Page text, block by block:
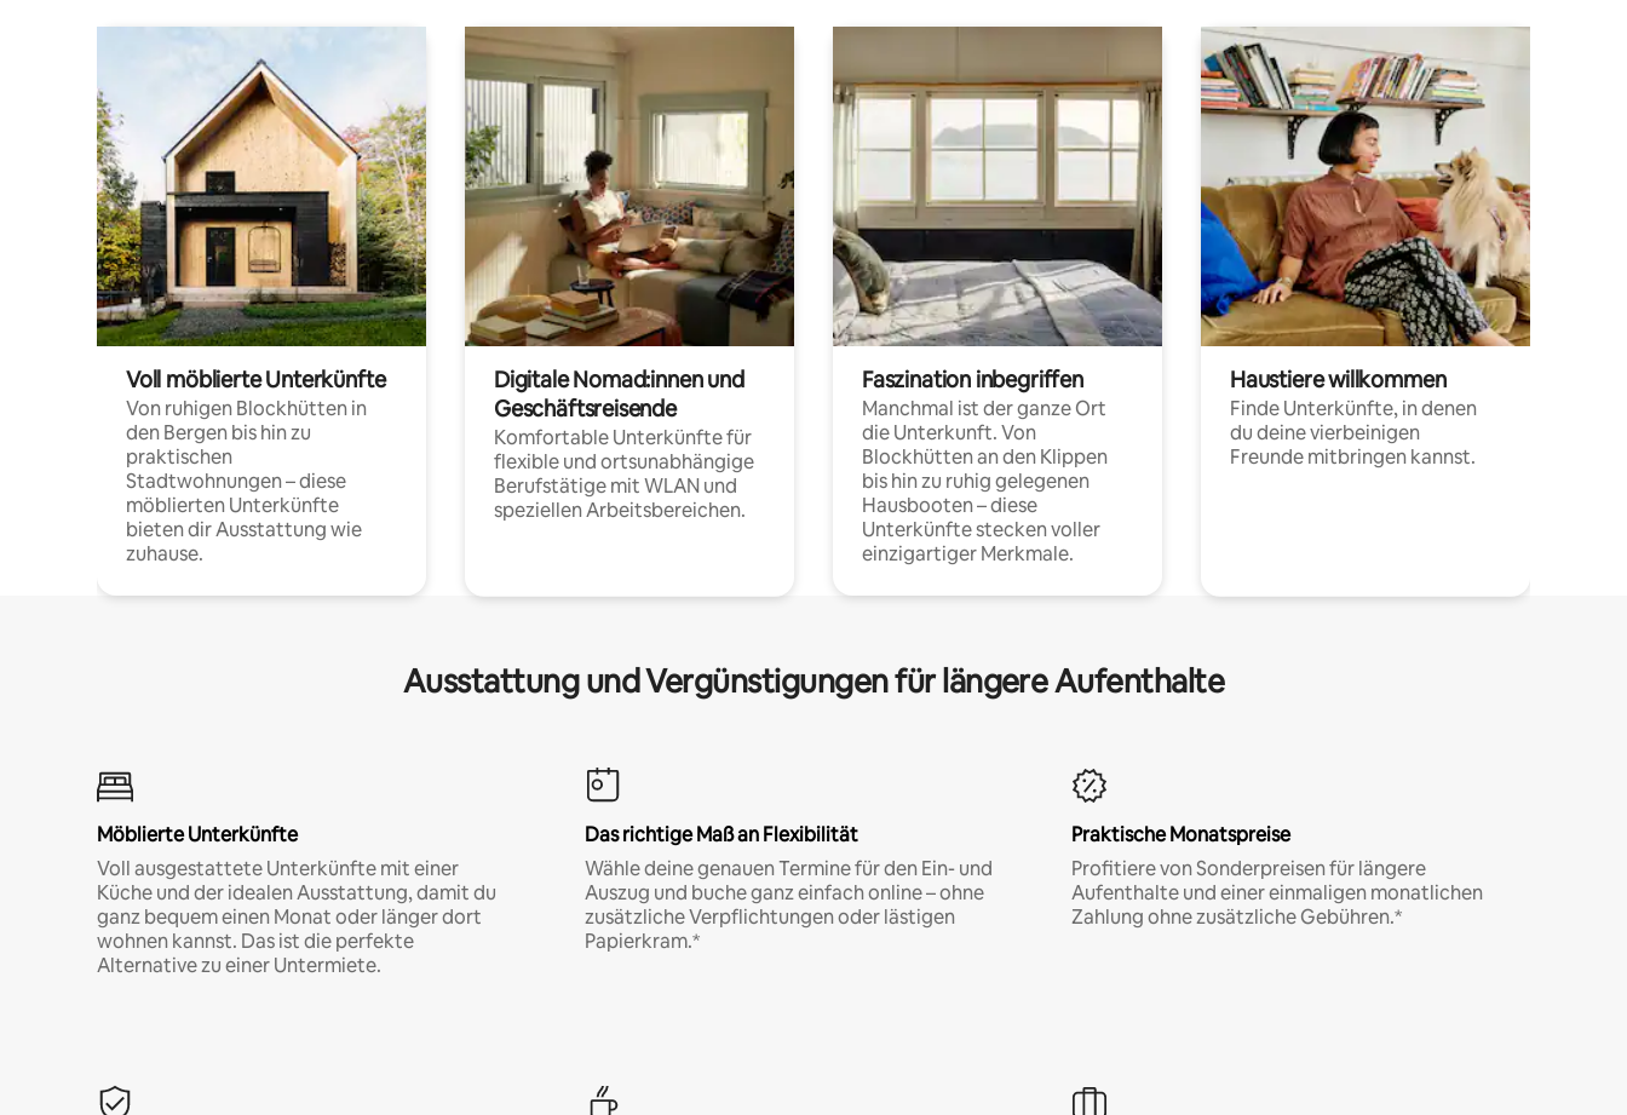
Voll möblierte Unterkünfte
Von ruhigen Blockhütten in
den Bergen bis hin zu
praktischen
Stadtwohnungen – diese
möblierten Unterkünfte
bieten dir Ausstattung wie
zuhause.
Digitale Nomad:innen und
Geschäftsreisende
Komfortable Unterkünfte für
flexible und ortsunabhängige
Berufstätige mit WLAN und
speziellen Arbeitsbereichen.
Faszination inbegriffen
Manchmal ist der ganze Ort
die Unterkunft. Von
Blockhütten an den Klippen
bis hin zu ruhig gelegenen
Hausbooten – diese
Unterkünfte stecken voller
einzigartiger Merkmale.
Haustiere willkommen
Finde Unterkünfte, in denen
du deine vierbeinigen
Freunde mitbringen kannst.
Ausstattung und Vergünstigungen für längere Aufenthalte
Möblierte Unterkünfte
Voll ausgestattete Unterkünfte mit einer
Küche und der idealen Ausstattung, damit du
ganz bequem einen Monat oder länger dort
wohnen kannst. Das ist die perfekte
Alternative zu einer Untermiete.
Das richtige Maß an Flexibilität
Wähle deine genauen Termine für den Ein- und
Auszug und buche ganz einfach online – ohne
zusätzliche Verpflichtungen oder lästigen
Papierkram.*
Praktische Monatspreise
Profitiere von Sonderpreisen für längere
Aufenthalte und einer einmaligen monatlichen
Zahlung ohne zusätzliche Gebühren.*